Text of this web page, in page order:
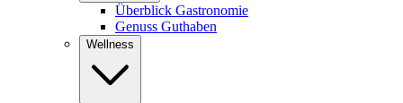
Überblick Gastronomie
Genuss Guthaben
Wellness